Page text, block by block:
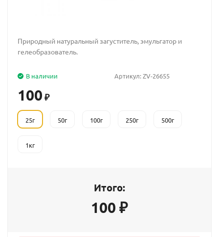
Природный натуральный загуститель, эмульгатор и
гелеобразователь.
Артикул:ZV-26655
В наличии
100 ₽
25г 50г 100г 250г 500г
1кг
Итого:
100 ₽